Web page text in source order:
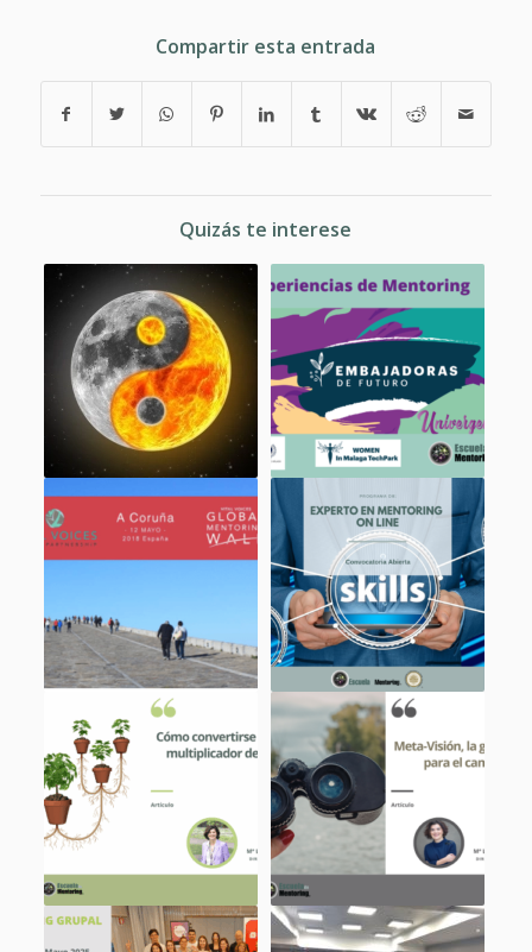
Compartir esta entrada
Quizás te interese